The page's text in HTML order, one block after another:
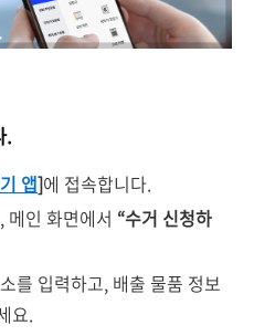
.
앱]에 접속합니다.
메인 화면에서 “수거 신청하
를 입력하고, 배출 물품 정보
요.